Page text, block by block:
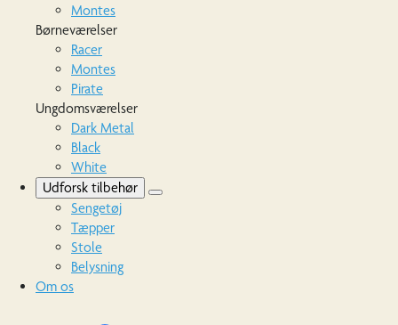
Montes
Børneværelser
Racer
Montes
Pirate
Ungdomsværelser
Dark Metal
Black
White
Udforsk tilbehør
Sengetøj
Tæpper
Stole
Belysning
Om os